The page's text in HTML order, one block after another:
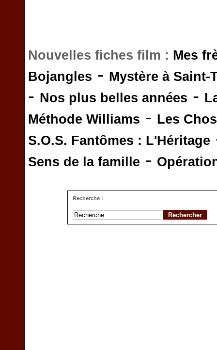
Nouvelles fiches film : Mes
Bojangles - Mystère à Saint-
- Nos plus belles années -
Méthode Williams - Les
S.O.S. Fantômes : L'Héritage
Sens de la famille -
Recherche :